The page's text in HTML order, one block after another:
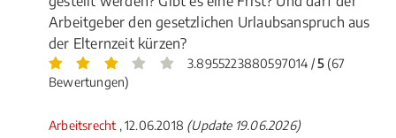
Arbeitgeber den gesetzlichen Urlaubsanspruch aus
der Elternzeit kürzen?
3.8955223880597014 /5(67
Bewertungen)
Arbeitsrecht , 12.06.2018 (Update 19.06.2026)